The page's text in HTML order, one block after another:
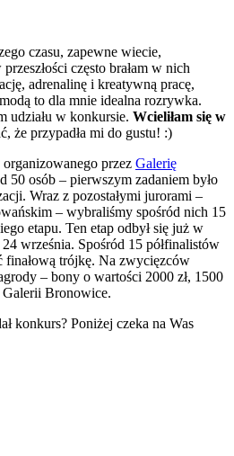
czasu, zapewne wiecie,
często brałam w nich
adrenalinę i kreatywną pracę,
to dla mnie idealna rozrywka.
udziału w konkursie. Wcieliłam się w
że przypadła mi do gustu! :)
organizowanego przez Galerię
50 osób – pierwszym zadaniem było
Wraz z pozostałymi jurorami –
– wybraliśmy spośród nich 15
etapu. Ten etap odbył się już w
września. Spośród 15 półfinalistów
finałową trójkę. Na zwycięzców
– bony o wartości 2000 zł, 1500
Galerii Bronowice.
konkurs? Poniżej czeka na Was